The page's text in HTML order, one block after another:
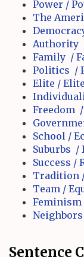
Power /
The
Authority
Family /
Politics /
Elite / Elite
Freedom
School /
Suburbs /
Success /
Tradition
Team /
Feminism
Sentence